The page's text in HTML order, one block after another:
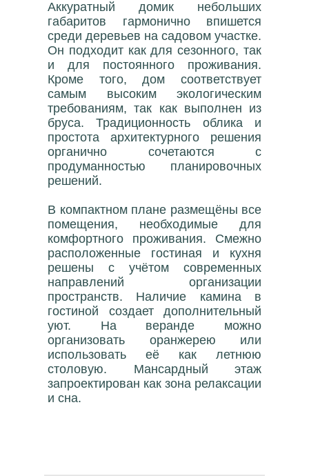
Аккуратный домик небольших
габаритов гармонично впишется
среди деревьев на садовом участке.
Он подходит как для сезонного, так
и для постоянного проживания.
Кроме того, дом соответствует
самым высоким экологическим
требованиям, так как выполнен из
бруса. Традиционность облика и
простота архитектурного решения
органично сочетаются с
продуманностью планировочных
решений.
В компактном плане размещёны все
помещения, необходимые для
комфортного проживания. Смежно
расположенные гостиная и кухня
решены с учётом современных
направлений организации
пространств. Наличие камина в
гостиной создает дополнительный
уют. На веранде можно
организовать оранжерею или
использовать её как летнюю
столовую. Мансардный этаж
запроектирован как зона релаксации
и сна.